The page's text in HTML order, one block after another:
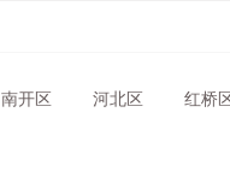
南开区 河北区 红桥